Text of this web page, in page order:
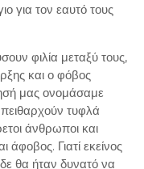
για τον εαυτό τους
φιλία μεταξύ τους,
και ο φόβος
μας ονομάσαμε
τυφλά
άνθρωποι και
άφοβος. Γιατί εκείνος
θα ήταν δυνατό να